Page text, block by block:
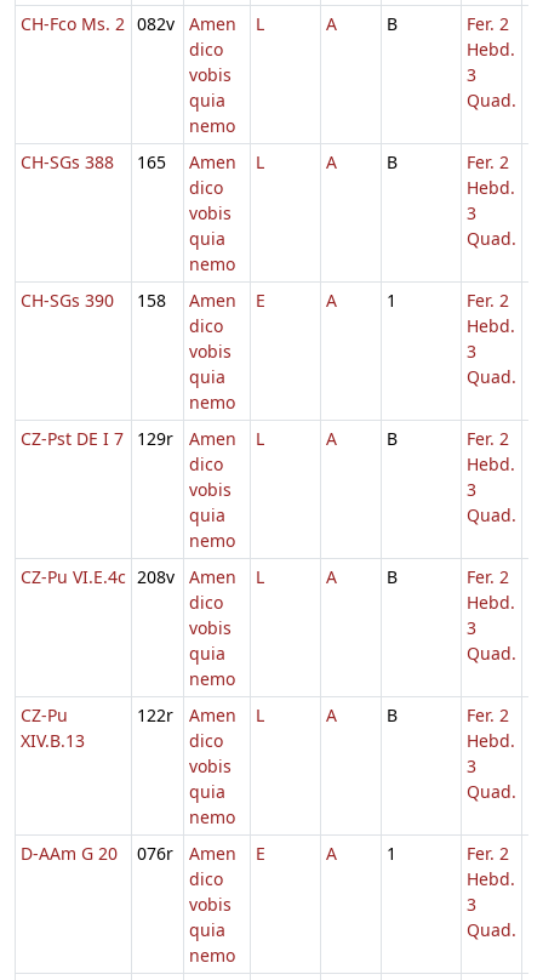
CH-Fco Ms. 2 082v
Amen
dico
vobis
quia
nemo
L A B
Fer. 2
Hebd.
3
Quad.
CH-SGs 388 165
Amen
dico
vobis
quia
nemo
L A B
Fer. 2
Hebd.
3
Quad.
CH-SGs 390 158
Amen
dico
vobis
quia
nemo
E A 1
Fer. 2
Hebd.
3
Quad.
CZ-Pst DE I 7 129r
Amen
dico
vobis
quia
nemo
L A B
Fer. 2
Hebd.
3
Quad.
CZ-Pu VI.E.4c 208v
Amen
dico
vobis
quia
nemo
L A B
Fer. 2
Hebd.
3
Quad.
CZ-Pu
XIV.B.13
122r
Amen
dico
vobis
quia
nemo
L A B
Fer. 2
Hebd.
3
Quad.
D-AAm G 20 076r
Amen
dico
vobis
quia
nemo
E A 1
Fer. 2
Hebd.
3
Quad.